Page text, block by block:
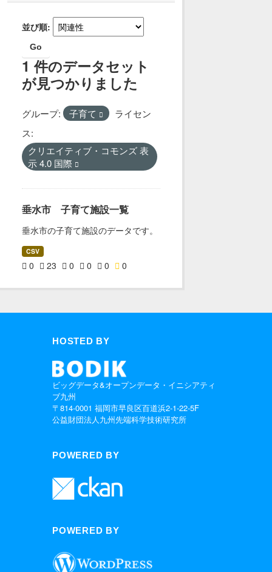
並び順
Go
1 件のデータセット
が見つかりました
グループ: 子育て
ライセン
ス:
クリエイティブ・コモンズ 表
示 4.0 国際
垂水市 子育て施設一覧
垂水市の子育て施設のデータです。
CSV
0 23 0 0 0 0
HOSTED BY
ビッグデータ&オープンデータ・イニシアティ
ブ九州
〒814-0001 福岡市早良区百道浜2-1-22-5F
公益財団法人九州先端科学技術研究所
POWERED BY
POWERED BY